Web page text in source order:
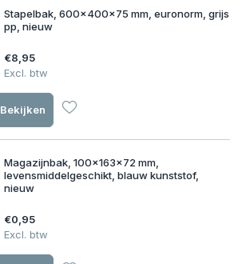
Stapelbak, 600x400x75 mm, euronorm, grijs
pp, nieuw
€8,95
Excl. btw
Bekijken
Magazijnbak, 100x163x72 mm,
levensmiddelgeschikt, blauw kunststof,
nieuw
€0,95
Excl. btw